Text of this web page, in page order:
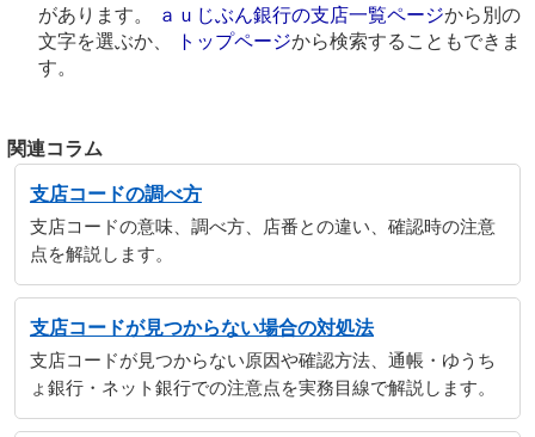
があります。
ａｕじぶん銀行の支店一覧ページから別の
文字を選ぶか、
トップページから検索することもできま
す。
関連コラム
支店コードの調べ方
支店コードの意味、調べ方、店番との違い、確認時の注意
点を解説します。
支店コードが見つからない場合の対処法
支店コードが見つからない原因や確認方法、通帳・ゆうち
ょ銀行・ネット銀行での注意点を実務目線で解説します。